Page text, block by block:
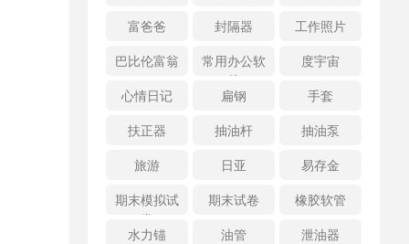
富爸爸
封隔器
工作照片
巴比伦富翁
常用办公软
件
度宇宙
心情日记
扁钢
手套
扶正器
抽油杆
抽油泵
旅游
日亚
易存金
期末模拟试
卷
期末试卷
橡胶软管
水力锚
油管
泄油器